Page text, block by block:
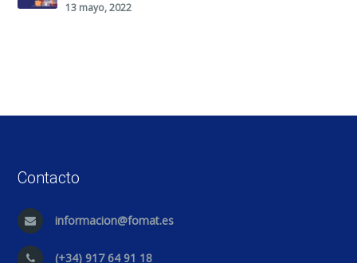
13 mayo, 2022
Contacto
informacion@fomat.es
(+34) 917 64 91 18